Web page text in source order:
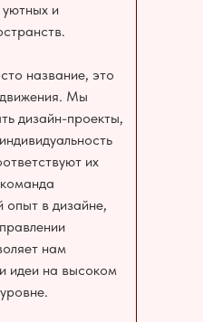
и
название, это
Мы
дизайн-проекты,
их
опыт в дизайне,
нам
идеи на высоком